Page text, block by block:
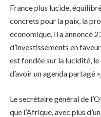
France plus lucide,
concrets pour la paix, la
économique. Il a annoncé
d’investissements en
est fondée sur la lucidité,
d’avoir un agenda partagé
Le secrétaire général de
que l’Afrique, avec plus